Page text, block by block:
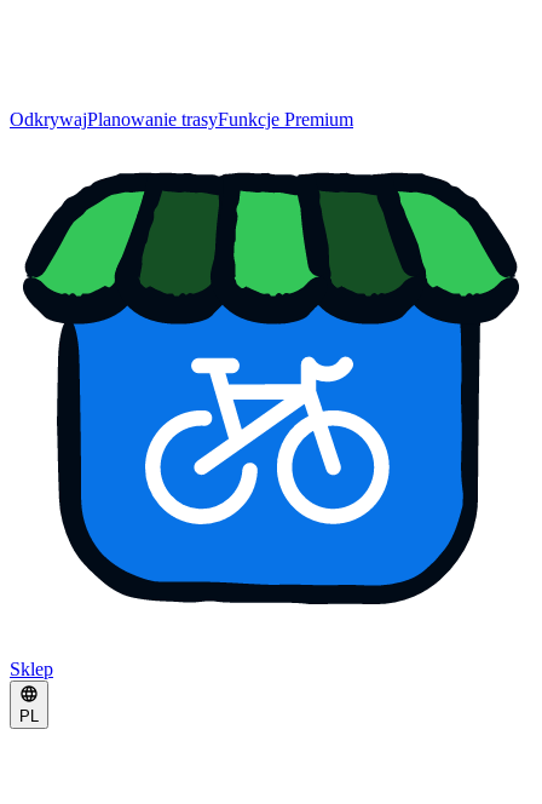
OdkrywajPlanowanie trasyFunkcje Premium
Sklep
PL